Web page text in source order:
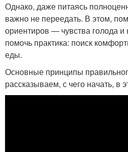
Однако, даже питаясь
важно не переедать. В этом,
ориентиров — чувства голода
помочь практика: поиск
еды.
Основные принципы
рассказываем, с чего начать, в